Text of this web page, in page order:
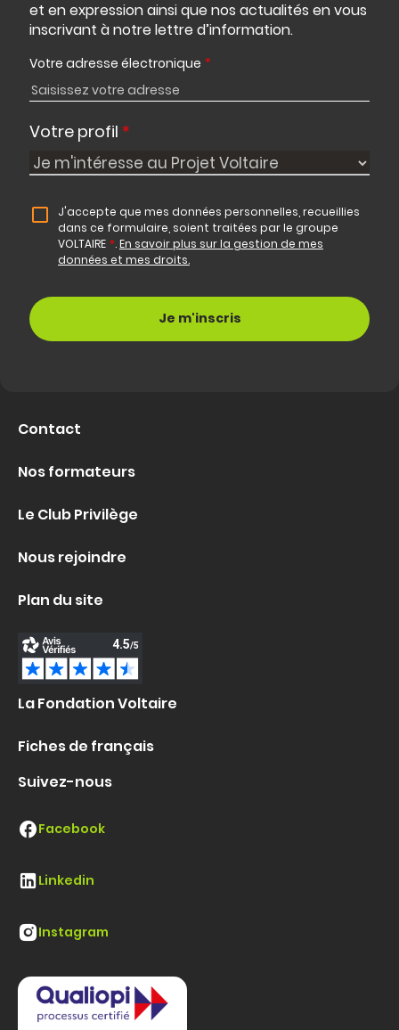
et en expression ainsi que nos actualités en vous
inscrivant à notre lettre d’information.
Votre adresse électronique *
Votre profil *
J'accepte que mes données personnelles, recueillies
dans ce formulaire, soient traitées par le groupe
VOLTAIRE *.En savoir plus sur la gestion de mes
données et mes droits.
Contact
Nos formateurs
Le Club Privilège
Nous rejoindre
Plan du site
La Fondation Voltaire
Fiches de français
Suivez-nous
Facebook
Linkedin
Instagram